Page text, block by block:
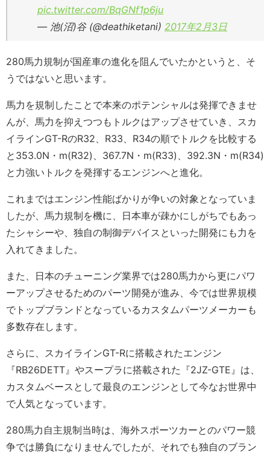
pic.twitter.com/BqGNf1p6ju
— 池(沼)谷 (@deathiketani) 2017年2月3日
280馬力規制が国産車の進化を阻んでいたかというと、そ
うではないと思います。
馬力を規制したことで本来のポテンシャルは発揮できませ
んが、馬力を抑えつつもトルクはアップさせていき、スカ
イラインGT-RのR32、R33、R34の順でトルクを比較する
と353.0N・m(R32)、367.7N・m(R33)、392.3N・m(R34)
と力強いトルクを発揮するエンジンへと進化。
これまではエンジン性能ばかりが争いの対象となっていま
したが、馬力規制を機に、日本車が疎かにしがちでもあっ
たシャシーや、独自の制御デバイスといった開発にも力を
入れてきました。
また、日本のチューニング業界では280馬力から更にパワ
ーアップさせるためのパーツ開発が進み、今では世界規模
でトップブランドとなっているカスタムパーツメーカーも
多数存在します。
さらに、スカイラインGT-Rに搭載されたエンジン
『RB26DETT』やスープラに搭載された『2JZ-GTE』は、
カスタムベースとして最良のエンジンとして今なお世界中
で人気となっています。
280馬力自主規制当時は、海外スポーツカーとのパワー競
争では勝負になりませんでしたが、それでも独自のブラン